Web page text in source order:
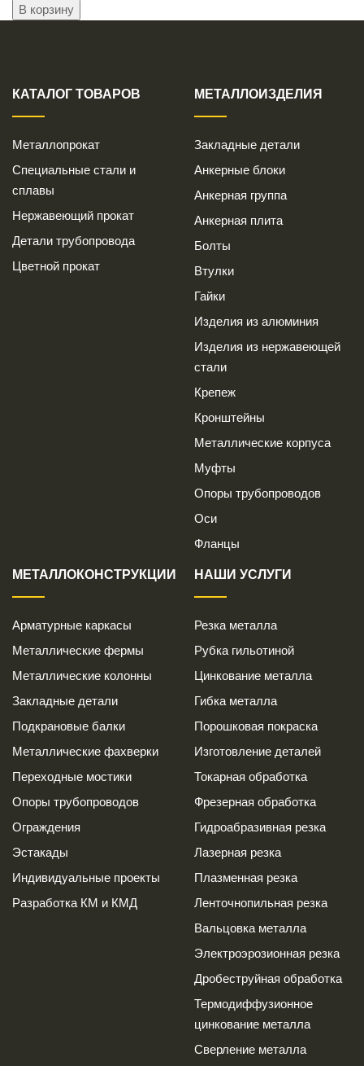
КАТАЛОГ ТОВАРОВ
Металлопрокат
Специальные стали и
сплавы
Нержавеющий прокат
Детали трубопровода
Цветной прокат
МЕТАЛЛОИЗДЕЛИЯ
Закладные детали
Анкерные блоки
Анкерная группа
Анкерная плита
Болты
Втулки
Гайки
Изделия из алюминия
Изделия из нержавеющей
стали
Крепеж
Кронштейны
Металлические корпуса
Муфты
Опоры трубопроводов
Оси
Фланцы
МЕТАЛЛОКОНСТРУКЦИИ
Арматурные каркасы
Металлические фермы
Металлические колонны
Закладные детали
Подкрановые балки
Металлические фахверки
Переходные мостики
Опоры трубопроводов
Ограждения
Эстакады
Индивидуальные проекты
Разработка КМ и КМД
НАШИ УСЛУГИ
Резка металла
Рубка гильотиной
Цинкование металла
Гибка металла
Порошковая покраска
Изготовление деталей
Токарная обработка
Фрезерная обработка
Гидроабразивная резка
Лазерная резка
Плазменная резка
Ленточнопильная резка
Вальцовка металла
Электроэрозионная резка
Дробеструйная обработка
Термодиффузионное
цинкование металла
Сверление металла